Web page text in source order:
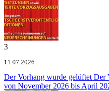
3
11.07.2026
Der Vorhang wurde gelüftet Der
von November 2026 bis April